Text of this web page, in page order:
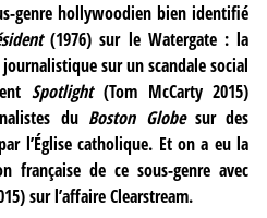
genre hollywoodien bien identifié
(1976) sur le Watergate : la
sur un scandale social
Spotlight(Tom McCarty 2015)
du Boston Globesur des
l’Église catholique. Et on a eu la
française de ce sous-genre avec
sur l’affaire Clearstream.